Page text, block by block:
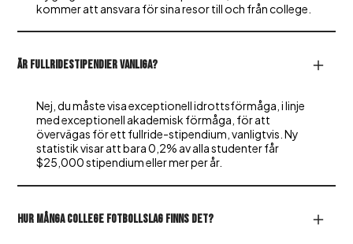
kommer att ansvara för sina resor till och från college.
Är fullridestipendier vanliga?
Nej, du måste visa exceptionell idrottsförmåga, i linje
med exceptionell akademisk förmåga, för att
övervägas för ett fullride-stipendium, vanligtvis. Ny
statistik visar att bara 0,2% av alla studenter får
$25,000 stipendium eller mer per år.
Hur många college fotbollslag finns det?